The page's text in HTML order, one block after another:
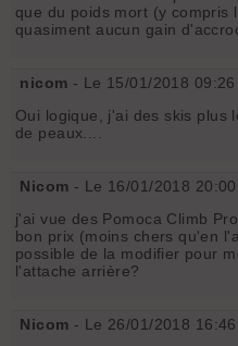
que du poids mort (y compris
quasiment aucun gain
nicom - Le 15/01/2018 09:26
Oui logique, j'ai des skis plus
de peaux....
Nicom - Le 16/01/2018 20:00
j'ai vue des Pomoca Climb
bon prix (moins chers qu'en
possible de la modifier pour
l'attache arrière?
Nicom - Le 26/01/2018 16:46